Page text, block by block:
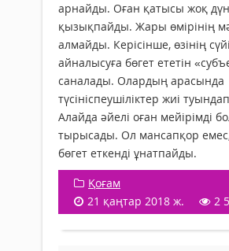
арнайды. Оған қатысы жоқ
қызықпайды. Жары өмірінің
алмайды. Керісінше, өзінің
айналысуға бөгет ететін
саналады. Олардың арасында
түсініспеушіліктер жиі
Алайда әйелі оған мейірімді
тырысады. Ол мансапқор емес,
бөгет еткенді ұнатпайды.
Қоғам
21 қаңтар 2018 ж.
2